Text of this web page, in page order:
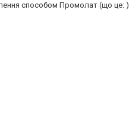
способом Промолат (що це: )